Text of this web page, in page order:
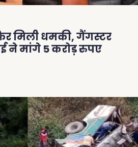
मिली धमकी, गैंगस्टर
ने मांगे 5 करोड़ रुपए